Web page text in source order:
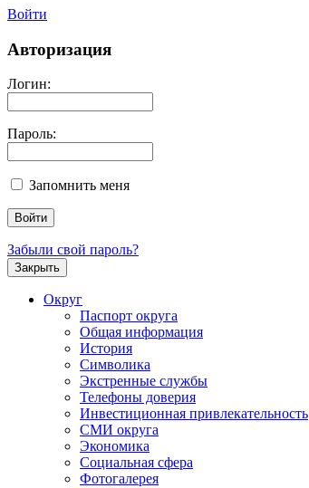
Войти
Авторизация
Логин:
Пароль:
Запомнить меня
Забыли свой пароль?
Закрыть
Округ
Паспорт округа
Общая информация
История
Символика
Экстренные службы
Телефоны доверия
Инвестиционная привлекательность
СМИ округа
Экономика
Социальная сфера
Фотогалерея